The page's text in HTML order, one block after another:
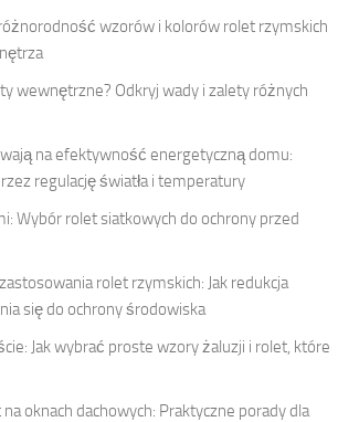
wzorów i kolorów rolet rzymskich
wewnętrzne? Odkryj wady i zalety różnych
na efektywność energetyczną domu:
regulację światła i temperatury
Wybór rolet siatkowych do ochrony przed
rolet rzymskich: Jak redukcja
się do ochrony środowiska
Jak wybrać proste wzory żaluzji i rolet, które
oknach dachowych: Praktyczne porady dla